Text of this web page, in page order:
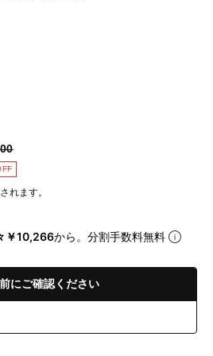
れます。
￥10,266から。分割手数料無料
にご確認ください